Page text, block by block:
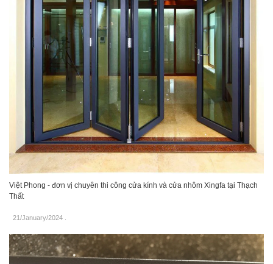
Việt Phong - đơn vị chuyên thi công cửa kính và cửa nhôm Xingfa tại Thạch
Thất
21/January/2024